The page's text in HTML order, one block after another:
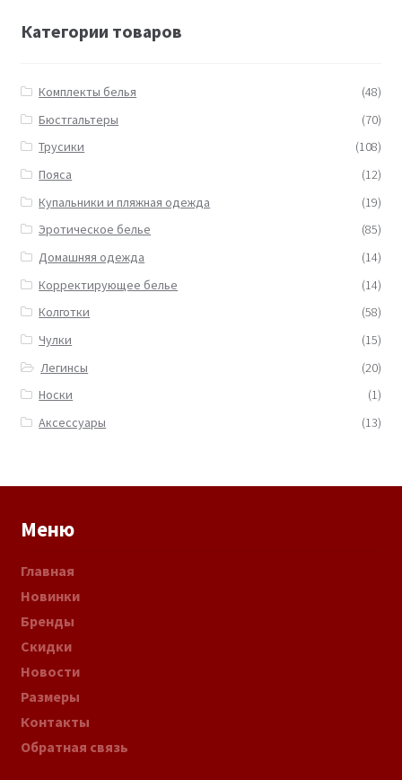
Категории товаров
Комплекты белья
(48)
Бюстгальтеры
(70)
Трусики
(108)
Пояса
(12)
Купальники и пляжная одежда
(19)
Эротическое белье
(85)
Домашняя одежда
(14)
Корректирующее белье
(14)
Колготки
(58)
Чулки
(15)
Легинсы
(20)
Носки
(1)
Аксессуары
(13)
Меню
Главная
Новинки
Бренды
Скидки
Новости
Размеры
Контакты
Обратная связь